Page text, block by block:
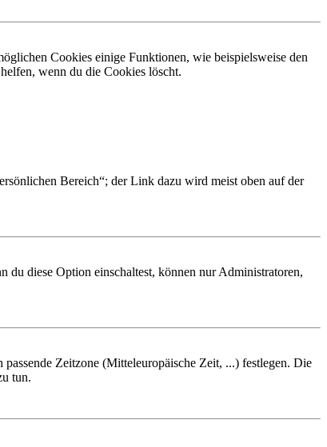
Cookies einige Funktionen, wie beispielsweise den
wenn du die Cookies löscht.
Bereich“; der Link dazu wird meist oben auf der
du diese Option einschaltest, können nur Administratoren,
Zeitzone (Mitteleuropäische Zeit, ...) festlegen. Die
tun.